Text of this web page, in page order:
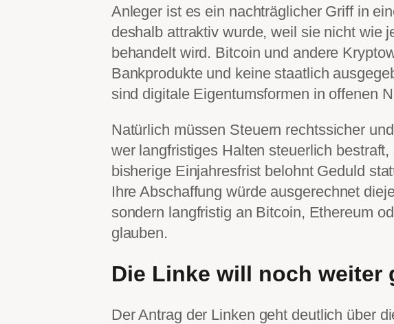
Anleger ist es ein nachträglicher Griff in
deshalb attraktiv wurde, weil sie nicht wie
behandelt wird. Bitcoin und andere
Bankprodukte und keine staatlich
sind digitale Eigentumsformen in offenen
Natürlich müssen Steuern rechtssicher
wer langfristiges Halten steuerlich
bisherige Einjahresfrist belohnt Geduld
Ihre Abschaffung würde ausgerechnet
sondern langfristig an Bitcoin, Ethereum
glauben.
Die Linke will noch weiter
Der Antrag der Linken geht deutlich über